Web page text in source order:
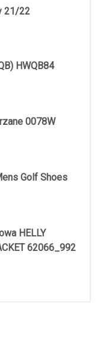
21/22
HWQB84
0078W
Golf Shoes
HELLY
62066_992